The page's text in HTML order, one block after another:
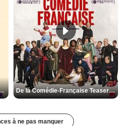
Bande-annonce VF De la Comédie-Française Teaser VF
à ne pas manquer